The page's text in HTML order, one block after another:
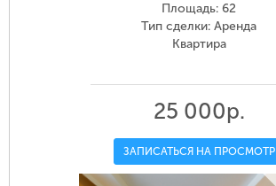
Площадь: 62
Тип сделки: Аренда
Квартира
25 000р.
ЗАПИСАТЬСЯ НА ПРОСМОТР